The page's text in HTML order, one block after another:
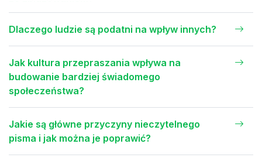
Dlaczego ludzie są podatni na wpływ innych?
Jak kultura przepraszania wpływa na
budowanie bardziej świadomego
społeczeństwa?
Jakie są główne przyczyny nieczytelnego
pisma i jak można je poprawić?